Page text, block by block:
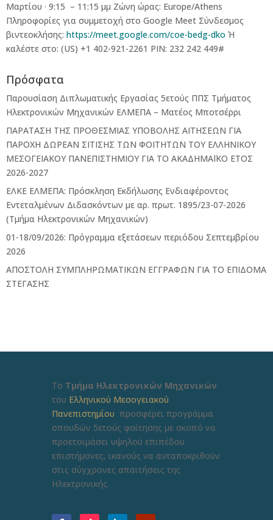
Μαρτίου · 9:15 – 11:15 μμ Ζώνη ώρας: Europe/Athens
Πληροφορίες για συμμετοχή στο Google Meet Σύνδεσμος
βιντεοκλήσης: https://meet.google.com/coe-bedg-dko Ή
καλέστε στο: ‪(US) +1 402-921-2261 PIN: ‪232 242 449#
Πρόσφατα
Παρουσίαση Διπλωματικής Εργασίας 5ετούς ΠΠΣ Τμήματος
Ηλεκτρονικών Μηχανικών ΕΛΜΕΠΑ – Ματέος Μποτσέρρι
ΠΑΡΑΤΑΣΗ ΤΗΣ ΠΡΟΘΕΣΜΙΑΣ ΥΠΟΒΟΛΗΣ ΑΙΤΗΣΕΩΝ ΓΙΑ
ΠΑΡΟΧΗ ΔΩΡΕΑΝ ΣΙΤΙΣΗΣ ΤΩΝ ΦΟΙΤΗΤΩΝ ΤΟΥ ΕΛΛΗΝΙΚΟΥ
ΜΕΣΟΓΕΙΑΚΟΥ ΠΑΝΕΠΙΣΤΗΜΙΟΥ ΓΙΑ ΤΟ ΑΚΑΔΗΜΑΪΚΟ ΕΤΟΣ
2026-2027
ΕΛΚΕ ΕΛΜΕΠΑ: Πρόσκληση Εκδήλωσης Ενδιαφέροντος
Εντεταλμένων Διδασκόντων με αρ. πρωτ. 1895/23-07-2026
(Τμήμα Ηλεκτρονικών Μηχανικών)
01-18/09/2026: Πρόγραμμα εξετάσεων περιόδου Σεπτεμβρίου
2026
ΑΠΟΣΤΟΛΗ ΣΥΜΠΛΗΡΩΜΑΤΙΚΩΝ ΕΓΓΡΑΦΩΝ ΓΙΑ ΤΟ ΕΠΙΔΟΜΑ
ΣΤΕΓΑΣΗΣ
Το Τμήμα Ηλεκτρονικών Μηχανικών
του Ελληνικού Μεσογειακού
Πανεπιστημίου προσφέρει προγράμμα
σπουδών 5ετούς φοίτησης με σκοπό να
προετοιμάσει υψηλού επιπέδου
επιστήμονες, ικανούς να ανταποκριθούν
στις σύγχρονες απαιτήσεις της
Ηλεκτρονικής.